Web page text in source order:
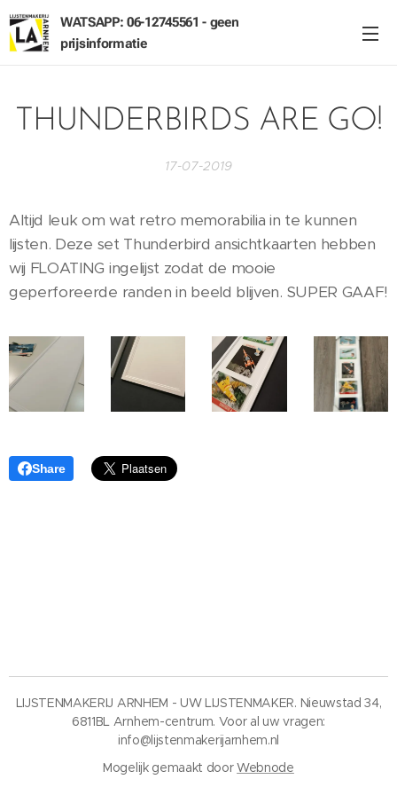
WATSAPP: 06-12745561 - geen
prijsinformatie
THUNDERBIRDS ARE GO!
17-07-2019
Altijd leuk om wat retro memorabilia in te kunnen
lijsten. Deze set Thunderbird ansichtkaarten hebben
wij FLOATING ingelijst zodat de mooie
geperforeerde randen in beeld blijven. SUPER GAAF!
Share
LIJSTENMAKERIJ ARNHEM - UW LIJSTENMAKER. Nieuwstad 34,
6811BL Arnhem-centrum. Voor al uw vragen:
info@lijstenmakerijarnhem.nl
Mogelijk gemaakt doorWebnode